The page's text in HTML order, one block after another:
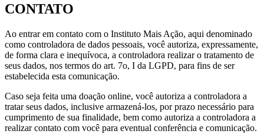
CONTATO
Ao entrar em contato com o Instituto Mais Ação, aqui denominado
como controladora de dados pessoais, você autoriza, expressamente,
de forma clara e inequívoca, a controladora realizar o tratamento de
seus dados, nos termos do art. 7o, I da LGPD, para fins de ser
estabelecida esta comunicação.
Caso seja feita uma doação online, você autoriza a controladora a
tratar seus dados, inclusive armazená-los, por prazo necessário para
cumprimento de sua finalidade, bem como autoriza a controladora a
realizar contato com você para eventual conferência e comunicação.